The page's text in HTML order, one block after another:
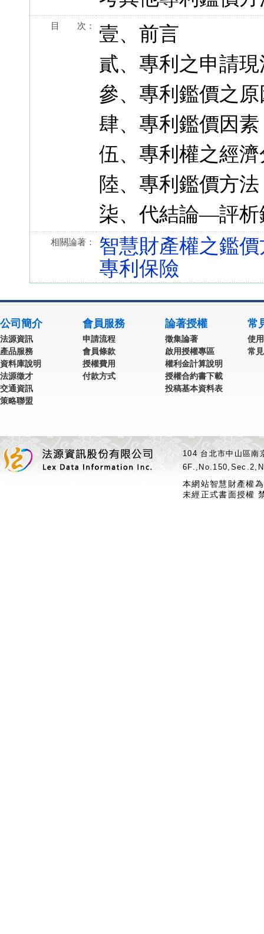
目 次：
壹、前言
貳、專利之申請現
參、專利鑑價之
肆、專利鑑價因素
伍、專利權之經
陸、專利鑑價方法
柒、代結論—評析
相關論著：
智慧財產權之鑑
專利保險
公司簡介
法源資訊
產品服務
資料庫說明
法源徵才
交通資訊
策略聯盟
會員服務
申請流程
會員條款
授權費用
付款方式
論著授權
徵集論著
啟用授權專區
權利金計算說明
授權合約書下載
投稿基本資料表
常
使
常
104 台北市中山區
本網站智慧財產權
未經正式書面授權